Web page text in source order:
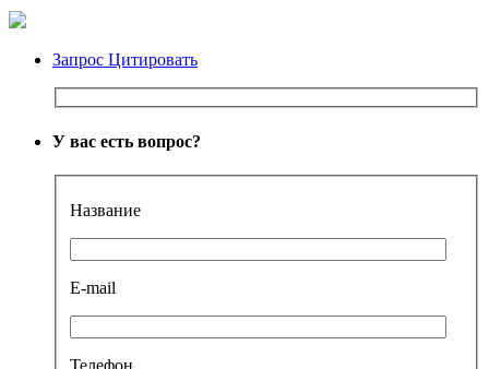
Запрос Цитировать
У вас есть вопрос?
Название
E-mail
Телефон